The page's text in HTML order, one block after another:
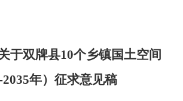
于双牌县10个乡镇国土空间
年）征求意见稿